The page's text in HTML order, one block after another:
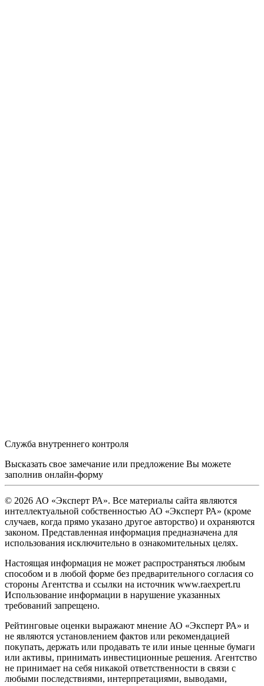
Служба внутреннего контроля
Высказать свое замечание или предложение Вы можете
заполнив онлайн-форму
© 2026 АО «Эксперт РА». Все материалы сайта являются
интеллектуальной собственностью АО «Эксперт РА» (кроме
случаев, когда прямо указано другое авторство) и охраняются
законом. Представленная информация предназначена для
использования исключительно в ознакомительных целях.
Настоящая информация не может распространяться любым
способом и в любой форме без предварительного согласия со
стороны Агентства и ссылки на источник www.raexpert.ru
Использование информации в нарушение указанных
требований запрещено.
Рейтинговые оценки выражают мнение АО «Эксперт РА» и
не являются установлением фактов или рекомендацией
покупать, держать или продавать те или иные ценные бумаги
или активы, принимать инвестиционные решения. Агентство
не принимает на себя никакой ответственности в связи с
любыми последствиями, интерпретациями, выводами,